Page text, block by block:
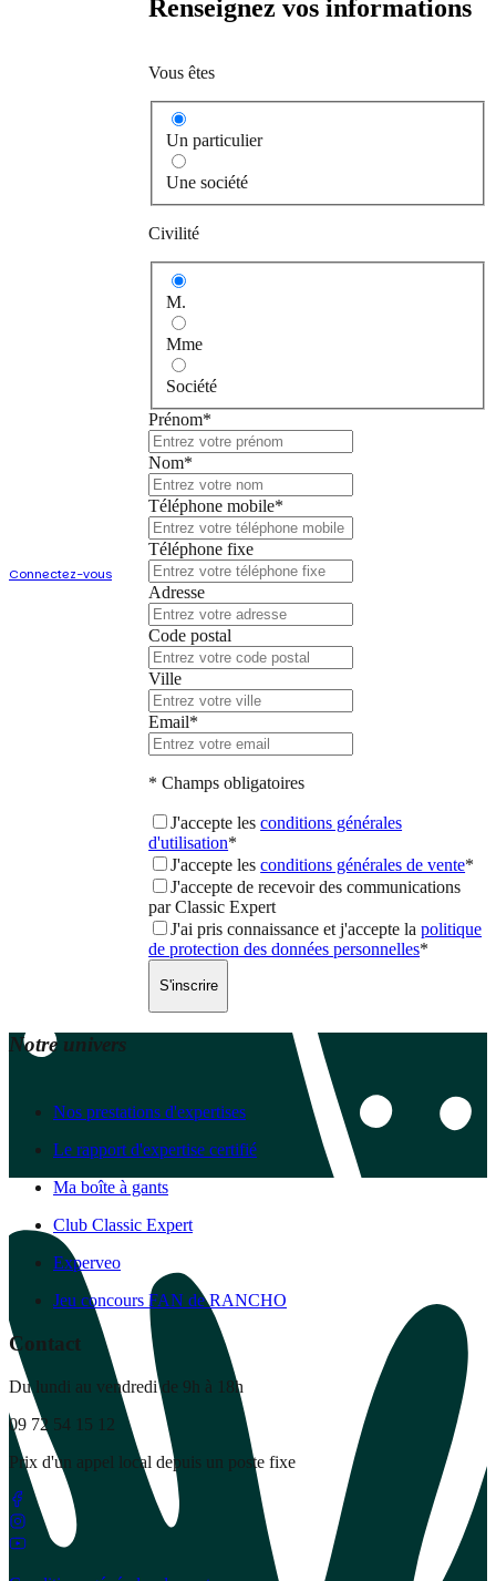
Connectez-vous
Renseignez vos informations
Vous êtes
Un particulier
Une société
Civilité
M.
Mme
Société
Prénom*
Nom*
Téléphone mobile*
Téléphone fixe
Adresse
Code postal
Ville
Email*
* Champs obligatoires
J'accepte les conditions générales
d'utilisation*
J'accepte les conditions générales de vente*
J'accepte de recevoir des communications
par Classic Expert
J'ai pris connaissance et j'accepte la politique
de protection des données personnelles*
S'inscrire
Notre univers
Nos prestations d'expertises
Le rapport d'expertise certifié
Ma boîte à gants
Club Classic Expert
Experveo
Jeu concours FAN de RANCHO
Contact
Du lundi au vendredi de 9h à 18h
09 72 54 15 12
Prix d'un appel local depuis un poste fixe